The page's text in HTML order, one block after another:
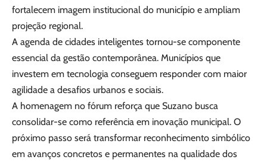
fortalecem imagem institucional do município e ampliam
projeção regional.
A agenda de cidades inteligentes tornou-se componente
essencial da gestão contemporânea. Municípios que
investem em tecnologia conseguem responder com maior
agilidade a desafios urbanos e sociais.
A homenagem no fórum reforça que Suzano busca
consolidar-se como referência em inovação municipal. O
próximo passo será transformar reconhecimento simbólico
em avanços concretos e permanentes na qualidade dos